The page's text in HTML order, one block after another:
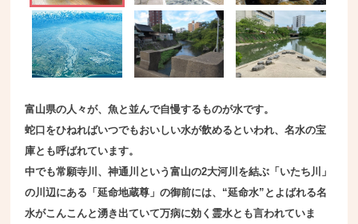
富山県の人々が、魚と並んで自慢するものが水です。
蛇口をひねればいつでもおいしい水が飲めるといわれ、名水の宝
庫とも呼ばれています。
中でも常願寺川、神通川という富山の2大河川を結ぶ「いたち川」
の川辺にある「延命地蔵尊」の御前には、“延命水”とよばれる名
水がこんこんと湧き出ていて万病に効く霊水とも言われていま